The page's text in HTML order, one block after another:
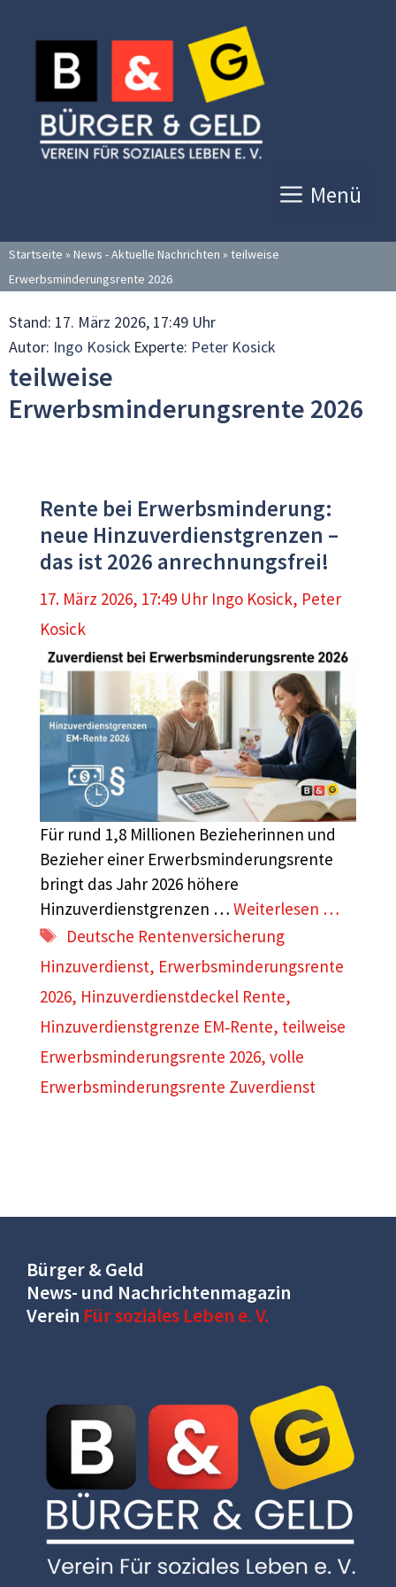
Inhalt
springen
Menü
Startseite » News - Aktuelle Nachrichten » teilweise
Erwerbsminderungsrente 2026
Stand: 17. März 2026, 17:49 Uhr
Autor: Ingo Kosick Experte: Peter Kosick
teilweise
Erwerbsminderungsrente 2026
Rente bei Erwerbsminderung:
neue Hinzuverdienstgrenzen –
das ist 2026 anrechnungsfrei!
17. März 2026, 17:49 Uhr Ingo Kosick, Peter
Kosick
Für rund 1,8 Millionen Bezieherinnen und
Bezieher einer Erwerbsminderungsrente
bringt das Jahr 2026 höhere
Hinzuverdienstgrenzen … Weiterlesen …
Schlagwörter
Deutsche Rentenversicherung
Hinzuverdienst, Erwerbsminderungsrente
2026, Hinzuverdienstdeckel Rente,
Hinzuverdienstgrenze EM‑Rente, teilweise
Erwerbsminderungsrente 2026, volle
Erwerbsminderungsrente Zuverdienst
Bürger & Geld
News- und Nachrichtenmagazin
Verein Für soziales Leben e. V.